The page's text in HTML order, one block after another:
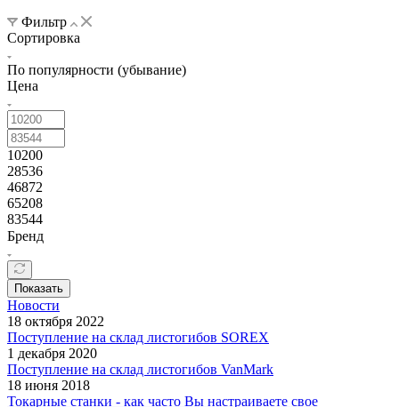
Фильтр
Сортировка
По популярности (убывание)
Цена
10200
28536
46872
65208
83544
Бренд
Показать
Новости
18 октября 2022
Поступление на склад листогибов SOREX
1 декабря 2020
Поступление на склад листогибов VanMark
18 июня 2018
Токарные станки - как часто Вы настраиваете свое